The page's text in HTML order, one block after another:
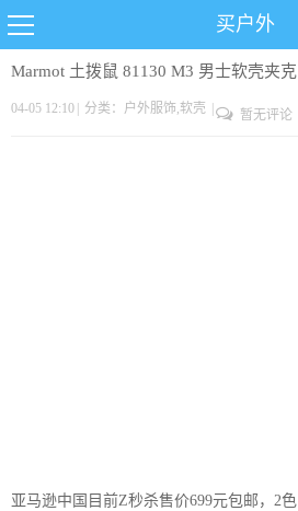
买户外
Marmot 土拨鼠 81130 M3 男士软壳夹克
04-05 12:10 分类： 户外服饰,软壳 暂无评论
亚马逊中国目前Z秒杀售价699元包邮，2色